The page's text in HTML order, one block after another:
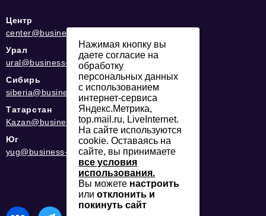
Центр
center@business-magazine.online
Урал
ural@business-magazine.online
Сибирь
siberia@business-magazine.online
Татарстан
Kazan@business-magazine.online
Юг
yug@business-magazine.online
Нажимая кнопку вы
даете согласие на
обработку
персональных данных
с использованием
интернет-сервиса
Яндекс.Метрика,
top.mail.ru, LiveInternet.
На сайте используются
cookie. Оставаясь на
сайте, вы принимаете
все условия
использования.
Вы можете настроить
или отклонить и
покинуть сайт